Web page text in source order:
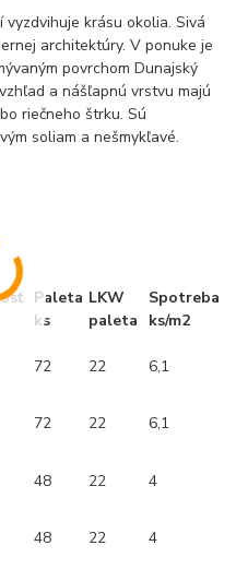
krásu okolia. Sivá
architektúry. V ponuke je
povrchom Dunajský
a nášľapnú vrstvu majú
riečneho štrku. Sú
soliam a nešmykľavé.
Paleta
ks
LKW
paleta
Spotreba
ks/m2
72 22 6,1
72 22 6,1
48 22 4
48 22 4